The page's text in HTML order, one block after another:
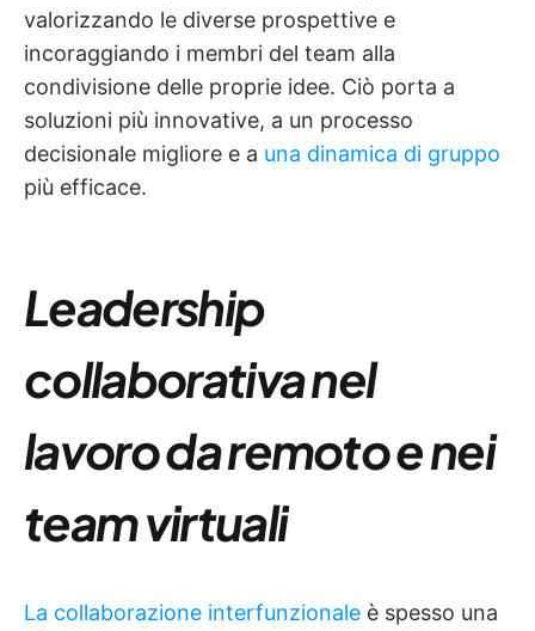
valorizzando le diverse prospettive e
incoraggiando i membri del team alla
condivisione delle proprie idee. Ciò porta a
soluzioni più innovative, a un processo
decisionale migliore e a una dinamica di gruppo
più efficace.
Leadership
collaborativa nel
lavoro da remoto e nei
team virtuali
La collaborazione interfunzionale è spesso una